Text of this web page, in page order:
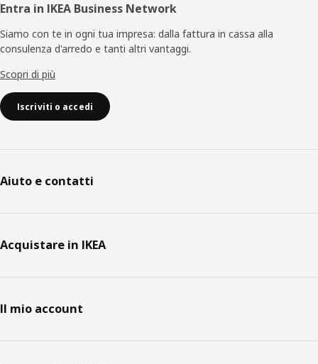
Entra in IKEA Business Network
Siamo con te in ogni tua impresa: dalla fattura in cassa alla
consulenza d'arredo e tanti altri vantaggi.
Scopri di più
Iscriviti o accedi
Aiuto e contatti
Acquistare in IKEA
Il mio account